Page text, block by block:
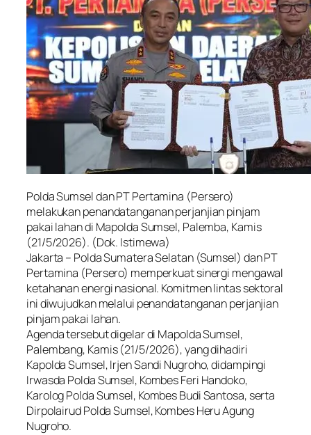
Polda Sumsel dan PT Pertamina (Persero)
melakukan penandatanganan perjanjian pinjam
pakai lahan di Mapolda Sumsel, Palemba, Kamis
(21/5/2026). (Dok. Istimewa)
Jakarta – Polda Sumatera Selatan (Sumsel) dan PT
Pertamina (Persero) memperkuat sinergi mengawal
ketahanan energi nasional. Komitmen lintas sektoral
ini diwujudkan melalui penandatanganan perjanjian
pinjam pakai lahan.
Agenda tersebut digelar di Mapolda Sumsel,
Palembang, Kamis (21/5/2026), yang dihadiri
Kapolda Sumsel, Irjen Sandi Nugroho, didampingi
Irwasda Polda Sumsel, Kombes Feri Handoko,
Karolog Polda Sumsel, Kombes Budi Santosa, serta
Dirpolairud Polda Sumsel, Kombes Heru Agung
Nugroho.